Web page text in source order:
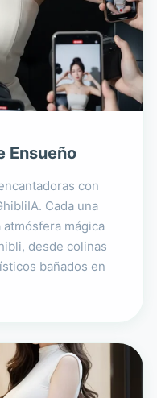
Ensueño
con
Cada una
mágica
desde colinas
bañados en